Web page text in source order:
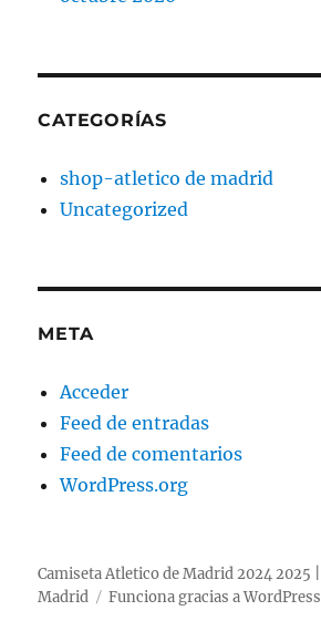
CATEGORÍAS
shop-atletico de madrid
Uncategorized
META
Acceder
Feed de entradas
Feed de comentarios
WordPress.org
Camiseta Atletico de Madrid 2024 2025
Madrid
Funciona gracias a WordPress